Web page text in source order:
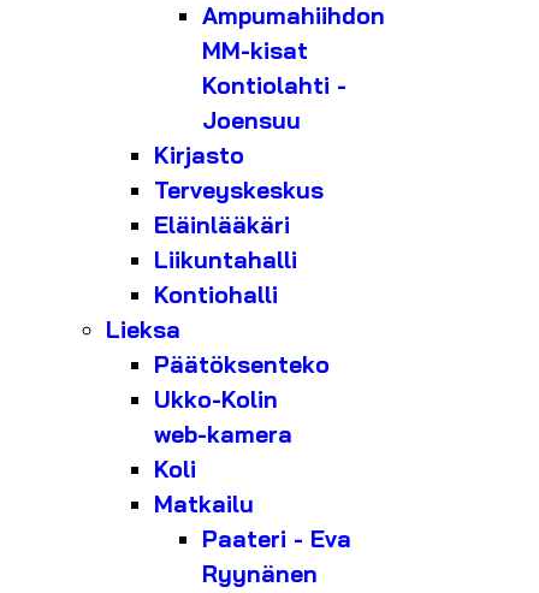
Ampumahiihdon
MM-kisat
Kontiolahti -
Joensuu
Kirjasto
Terveyskeskus
Eläinlääkäri
Liikuntahalli
Kontiohalli
Lieksa
Päätöksenteko
Ukko-Kolin
web-kamera
Koli
Matkailu
Paateri - Eva
Ryynänen